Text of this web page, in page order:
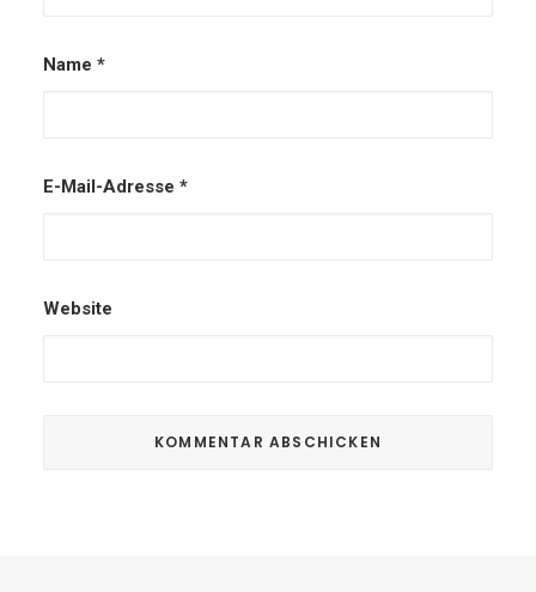
Name *
E-Mail-Adresse *
Website